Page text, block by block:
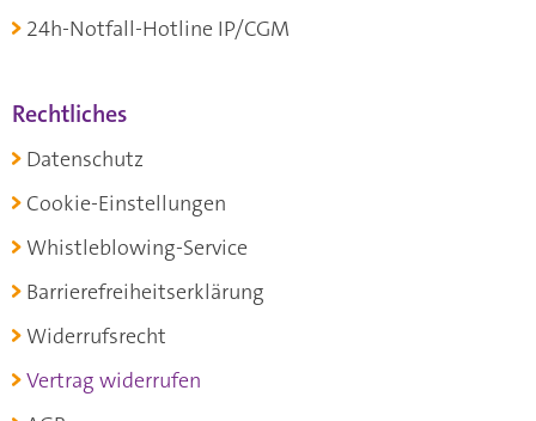
24h-Notfall-Hotline IP/CGM
Rechtliches
Datenschutz
Cookie-Einstellungen
Whistleblowing-Service
Barrierefreiheitserklärung
Widerrufsrecht
Vertrag widerrufen